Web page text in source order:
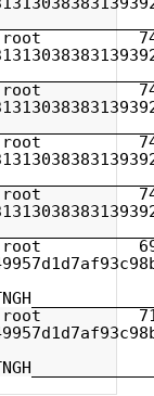
root 74
root 74
root 74
root 74
root 69
root 71